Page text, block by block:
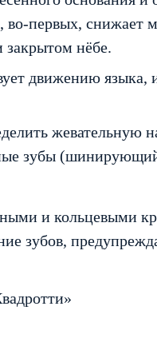
во-первых, снижает
нёбе.
движению языка,
жевательную
зубы
и кольцевыми
зубов,